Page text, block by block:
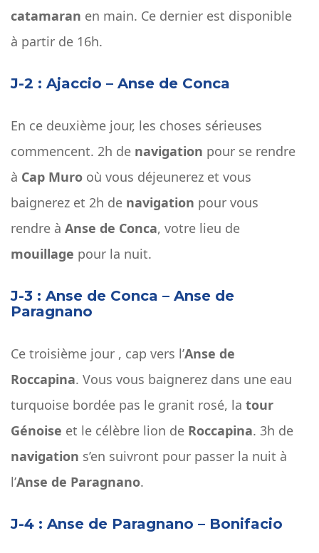
catamaran en main. Ce dernier est disponible
à partir de 16h.
J-2 : Ajaccio – Anse de Conca
En ce deuxième jour, les choses sérieuses
commencent. 2h de navigation pour se rendre
à Cap Muro où vous déjeunerez et vous
baignerez et 2h de navigation pour vous
rendre à Anse de Conca, votre lieu de
mouillage pour la nuit.
J-3 : Anse de Conca – Anse de
Paragnano
Ce troisième jour , cap vers l’Anse de
Roccapina. Vous vous baignerez dans une eau
turquoise bordée pas le granit rosé, la tour
Génoise et le célèbre lion de Roccapina. 3h de
navigation s’en suivront pour passer la nuit à
l’Anse de Paragnano.
J-4 : Anse de Paragnano – Bonifacio